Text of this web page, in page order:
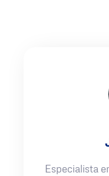
Especialista